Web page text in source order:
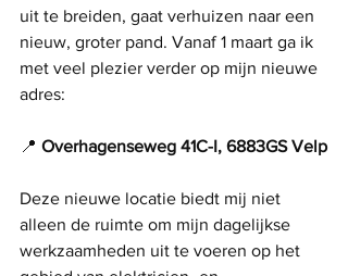
uit te breiden, gaat verhuizen naar een
nieuw, groter pand. Vanaf 1 maart ga ik
met veel plezier verder op mijn nieuwe
adres:
📍 Overhagenseweg 41C-I, 6883GS Velp
Deze nieuwe locatie biedt mij niet
alleen de ruimte om mijn dagelijkse
werkzaamheden uit te voeren op het